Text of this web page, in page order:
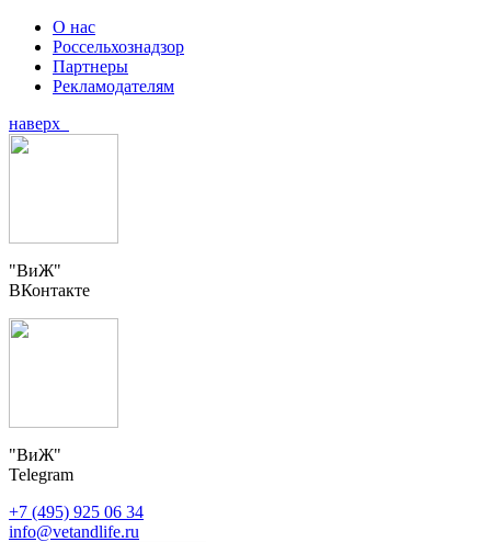
О нас
Россельхознадзор
Партнеры
Рекламодателям
наверх
"ВиЖ"
ВКонтакте
"ВиЖ"
Telegram
+7 (495) 925 06 34
info@vetandlife.ru